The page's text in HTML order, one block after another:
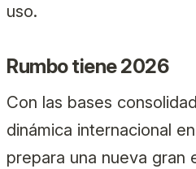
uso.
Rumbo tiene 2026
Con las bases
dinámica internacional
prepara una nueva gran